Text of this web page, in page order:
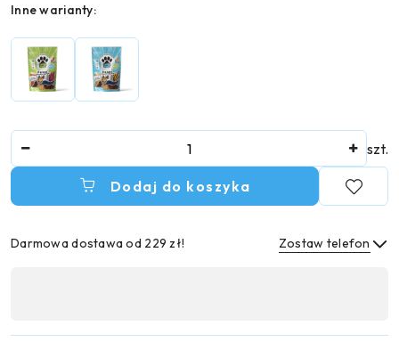
Wariant
Inne warianty:
szt.
Dodaj do koszyka
Darmowa dostawa od 229 zł! Zostaw telefon
płatność